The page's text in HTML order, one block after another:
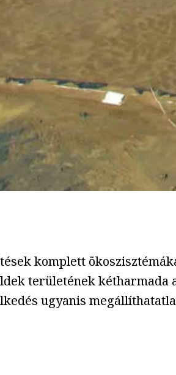
komplett
területének
ugyanis